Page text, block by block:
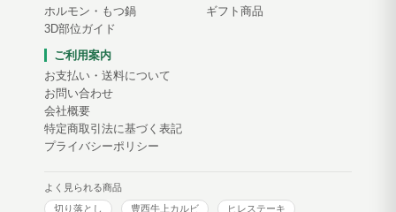
ホルモン・もつ鍋
3D部位ガイド
ギフト商品
ご利用案内
お支払い・送料について
お問い合わせ
会社概要
特定商取引法に基づく表記
プライバシーポリシー
よく見られる商品
切り落とし
豊西牛上カルビ ヒレステーキ